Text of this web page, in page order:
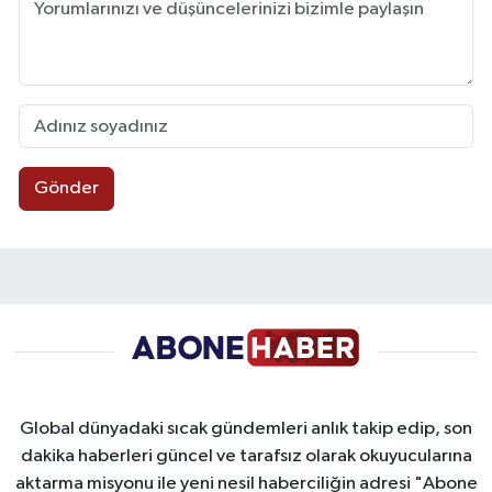
Gönder
Global dünyadaki sıcak gündemleri anlık takip edip, son
dakika haberleri güncel ve tarafsız olarak okuyucularına
aktarma misyonu ile yeni nesil haberciliğin adresi "Abone